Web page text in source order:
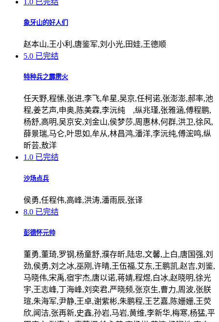
象牙山的好人们
赵本山,王小利,唐鉴军,刘小光,田娃,王德顺
5.0 已完结
特种兵之霹雳火
任天野,程愫,张进,李飞,牟星,吴京,任柯诺,张澎澎,郝率,池
程,姜艺声,申奥,陈美霖,李沅纯 ,纵兆瑾,张雅涵,傅程鹏,
杨舒,高明,吴京安,刘金山,侯梦莎,周惠林,何群,洪卫,徐风,
薛景瑞,马仑,叶思如,牟从,林昌鸿,潘洋,李沅纯,傅浤鸣,纵
昕芸,敖洋
1.0 已完结
沙场点兵
侯勇,任程伟,高峰,洪涛,潘雨辰,张译
8.0 已完结
彭德怀元帅
董勇,董琦,罗钢,杨童舒,濮存昕,陆忠,文馨,上白,唐国强,刘
劲,侯勇,刘之冰,巫刚,许晴,王伍福,艾东,王鹏凯,赵吉,刘鉴,
马晓伟,宋禹,宿宇杰,唐以诺,蒋婧,程煜,白冰,赵晓明,徐光
宇,王志峰,丁海峰,刘奕君,严晓频,张京生,曹力,周波,张朕
瑄,朱海军,尹静,王卓,谢紫彬,朱鹏程,王艺嘉,陈姗姗,王荧
欣,闻洁,张再新,史鑫,孙岩,马岩,黄维,李新华,梅寒,杨猛,平